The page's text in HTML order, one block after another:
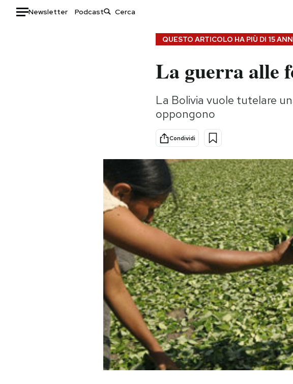
Newsletter Podcast
Consumismi
Storie/Idee
Ok Boomer!
Media
Europa
Altrecose
Mondiali calcio 2026
QUESTO ARTICOLO HA PIÙ DI 15
La guerra alle
La Bolivia vuole tutelare
oppongono
Condividi